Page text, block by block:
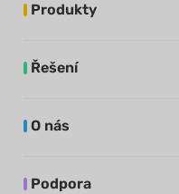
Produkty
Řešení
O nás
Podpora